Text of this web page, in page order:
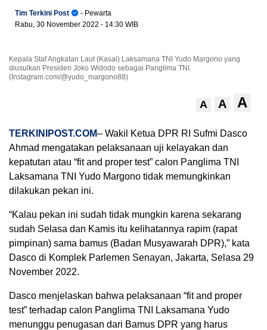
Tim Terkini Post
- Pewarta
Rabu, 30 November 2022 - 14:30 WIB
Kepala Staf Angkatan Laut (Kasal) Laksamana TNI Yudo Margono yang
diusulkan Presiden Joko Widodo sebagai Panglima TNI.
(Instagram.com/@yudo_margono88)
A A A
TERKINIPOST.COM– Wakil Ketua DPR RI Sufmi Dasco
Ahmad mengatakan pelaksanaan uji kelayakan dan
kepatutan atau “fit and proper test” calon Panglima TNI
Laksamana TNI Yudo Margono tidak memungkinkan
dilakukan pekan ini.
“Kalau pekan ini sudah tidak mungkin karena sekarang
sudah Selasa dan Kamis itu kelihatannya rapim (rapat
pimpinan) sama bamus (Badan Musyawarah DPR),” kata
Dasco di Komplek Parlemen Senayan, Jakarta, Selasa 29
November 2022.
Dasco menjelaskan bahwa pelaksanaan “fit and proper
test” terhadap calon Panglima TNI Laksamana Yudo
menunggu penugasan dari Bamus DPR yang harus